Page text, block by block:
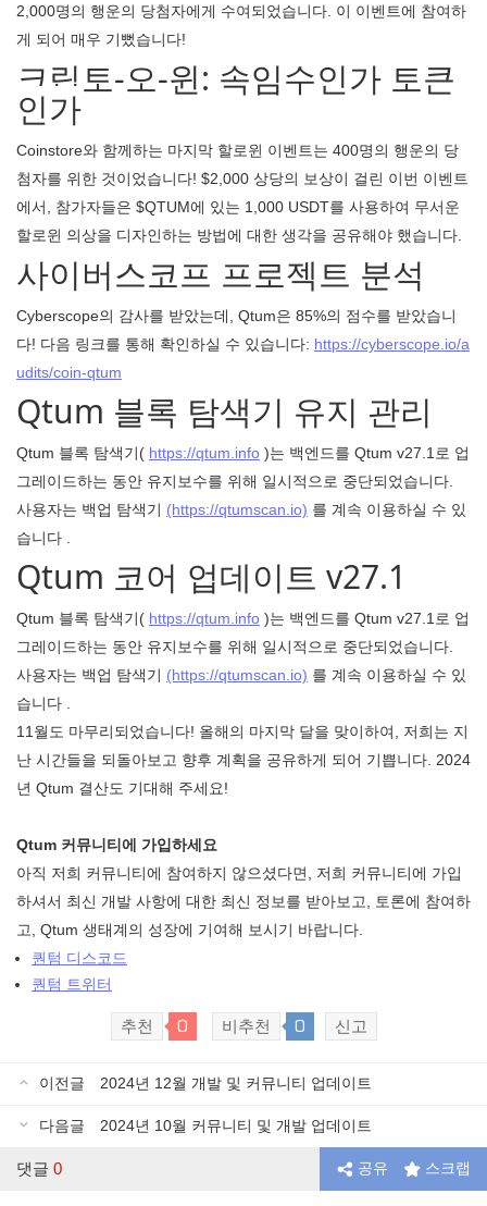
2,000명의 행운의 당첨자에게 수여되었습니다. 이 이벤트에 참여하
게 되어 매우 기뻤습니다!
크립토-오-윈: 속임수인가 토큰
인가
Coinstore와 함께하는 마지막 할로윈 이벤트는 400명의 행운의 당
첨자를 위한 것이었습니다! $2,000 상당의 보상이 걸린 이번 이벤트
에서, 참가자들은 $QTUM에 있는 1,000 USDT를 사용하여 무서운
할로윈 의상을 디자인하는 방법에 대한 생각을 공유해야 했습니다.
사이버스코프 프로젝트 분석
Cyberscope의 감사를 받았는데, Qtum은 85%의 점수를 받았습니
다! 다음 링크를 통해 확인하실 수 있습니다: https://cyberscope.io/a
udits/coin-qtum
Qtum 블록 탐색기 유지 관리
Qtum 블록 탐색기( https://qtum.info )는 백엔드를 Qtum v27.1로 업
그레이드하는 동안 유지보수를 위해 일시적으로 중단되었습니다.
사용자는 백업 탐색기 (https://qtumscan.io) 를 계속 이용하실 수 있
습니다 .
Qtum 코어 업데이트 v27.1
Qtum 블록 탐색기( https://qtum.info )는 백엔드를 Qtum v27.1로 업
그레이드하는 동안 유지보수를 위해 일시적으로 중단되었습니다.
사용자는 백업 탐색기 (https://qtumscan.io) 를 계속 이용하실 수 있
습니다 .
11월도 마무리되었습니다! 올해의 마지막 달을 맞이하여, 저희는 지
난 시간들을 되돌아보고 향후 계획을 공유하게 되어 기쁩니다. 2024
년 Qtum 결산도 기대해 주세요!
Qtum 커뮤니티에 가입하세요
아직 저희 커뮤니티에 참여하지 않으셨다면, 저희 커뮤니티에 가입
하셔서 최신 개발 사항에 대한 최신 정보를 받아보고, 토론에 참여하
고, Qtum 생태계의 성장에 기여해 보시기 바랍니다.
퀀텀 디스코드
퀀텀 트위터
추천 0 비추천 0 신고
이전글 2024년 12월 개발 및 커뮤니티 업데이트
다음글 2024년 10월 커뮤니티 및 개발 업데이트
댓글 0 공유 스크랩